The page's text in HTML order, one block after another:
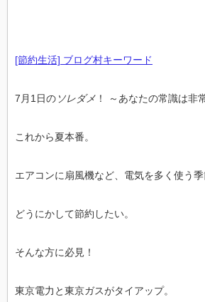
[節約生活] ブログ村キーワード
7月1日の ソレダメ ！ ～あなたの常識は非
これから夏本番。
エアコンに扇風機など、電気を多く使う季
どうにかして節約したい。
そんな方に必見！
東京電力と東京ガスがタイアップ。